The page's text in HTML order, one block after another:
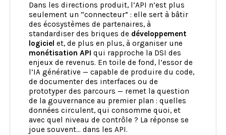
Dans les directions produit, l’API n’est plus
seulement un “connecteur” : elle sert à bâtir
des écosystèmes de partenaires, à
standardiser des briques de développement
logiciel et, de plus en plus, à organiser une
monétisation API qui rapproche la DSI des
enjeux de revenus. En toile de fond, l’essor de
l’IA générative — capable de produire du code,
de documenter des interfaces ou de
prototyper des parcours — remet la question
de la gouvernance au premier plan : quelles
données circulent, qui consomme quoi, et
avec quel niveau de contrôle ? La réponse se
joue souvent… dans les API.